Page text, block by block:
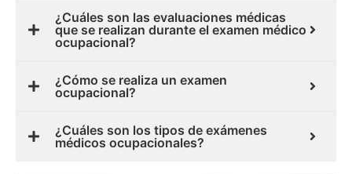
¿Cuáles son las evaluaciones médicas
que se realizan durante el examen médico
ocupacional?
¿Cómo se realiza un examen
ocupacional?
¿Cuáles son los tipos de exámenes
médicos ocupacionales?